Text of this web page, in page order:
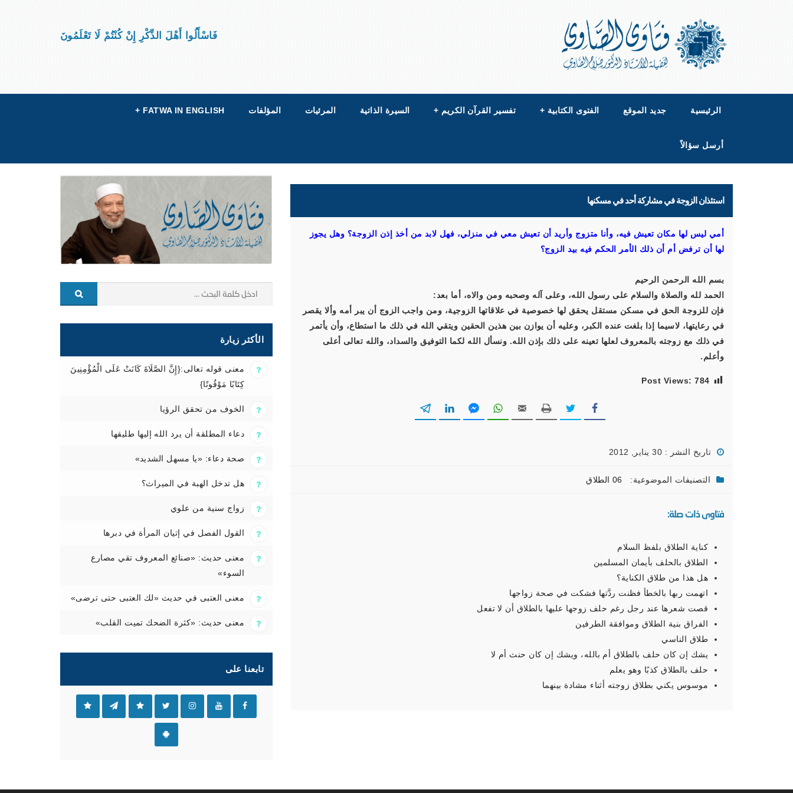
فَاسْأَلُوا أَهْلَ الذِّكْرِ إِنْ كُنْتُمْ لَا تَعْلَمُونَ
الرئيسية جديد الموقع الفتوى الكتابية + تفسير القرآن الكريم + السيرة الذاتية المرئيات المؤلفات FATWA IN ENGLISH
+
أرسل سؤالاً
استئذان الزوجة في مشاركة أحد في مسكنها
أمي ليس لها مكان تعيش فيه، وأنا متزوج وأريد أن تعيش معي في منزلي، فهل لابد من أخذ إذن الزوجة؟ وهل يجوز
لها أن ترفض أم أن ذلك الأمر الحكم فيه بيد الزوج؟
بسم الله الرحمن الرحيم
الحمد لله والصلاة والسلام على رسول الله، وعلى آله وصحبه ومن والاه، أما بعد:
فإن للزوجة الحق في مسكن مستقل يحقق لها خصوصية في علاقاتها الزوجية، ومن واجب الزوج أن يبر أمه وألا يقصر
في رعايتها، لاسيما إذا بلغت عنده الكبر، وعليه أن يوازن بين هذين الحقين ويتقي الله في ذلك ما استطاع، وأن يأتمر
في ذلك مع زوجته بالمعروف لعلها تعينه على ذلك بإذن الله. ونسأل الله لكما التوفيق والسداد، والله تعالى أعلى
وأعلم.
Post Views: 784
تاريخ النشر : 30 يناير, 2012
التصنيفات الموضوعية: 06 الطلاق
فتاوى ذات صلة:
كناية الطلاق بلفظ السلام
الطلاق بالحلف بأيمان المسلمين
هل هذا من طلاق الكناية؟
اتهمت ربها بالخطأ فظنت ردَّتها فشكت في صحة زواجها
قصت شعرها عند رجل رغم حلف زوجها عليها بالطلاق أن لا تفعل
الفراق بنية الطلاق وموافقة الطرفين
طلاق الناسي
يشك إن كان حلف بالطلاق أم بالله، ويشك إن كان حنث أم لا
حلف بالطلاق كذبًا وهو يعلم
موسوس يكني بطلاق زوجته أثناء مشادة بينهما
الأكثر زيارة
معنى قوله تعالى:{إِنَّ الصَّلَاةَ كَانَتْ عَلَى الْمُؤْمِنِينَ
كِتَابًا مَوْقُوتًا}
الخوف من تحقق الرؤيا
دعاء المطلقة أن يرد الله إليها طليقها
صحة دعاء: «يا مسهل الشديد»
هل تدخل الهبة في الميراث؟
زواج سنية من علوي
القول الفصل في إتيان المرأة في دبرها
معنى حديث: «صنائع المعروف تقي مصارع
السوء»
معنى العتبى في حديث «لك العتبى حتى ترضى»
معنى حديث: «كثرة الضحك تميت القلب»
تابعنا على